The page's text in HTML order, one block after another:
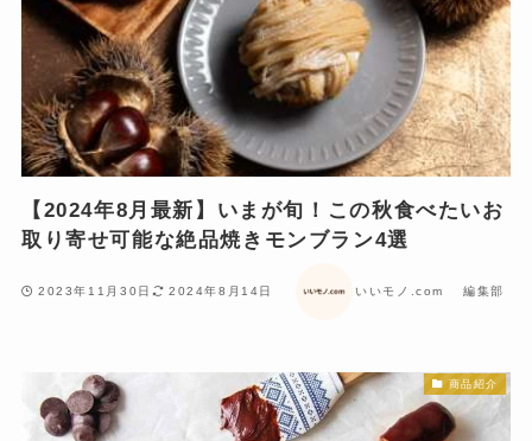
【2024年8月最新】いまが旬！この秋食べたいお
取り寄せ可能な絶品焼きモンブラン4選
2023年11月30日 2024年8月14日 いいモノ.com 編集部
商品紹介